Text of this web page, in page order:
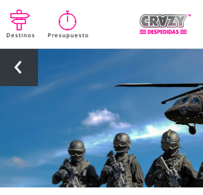
Destinos Presupuesto